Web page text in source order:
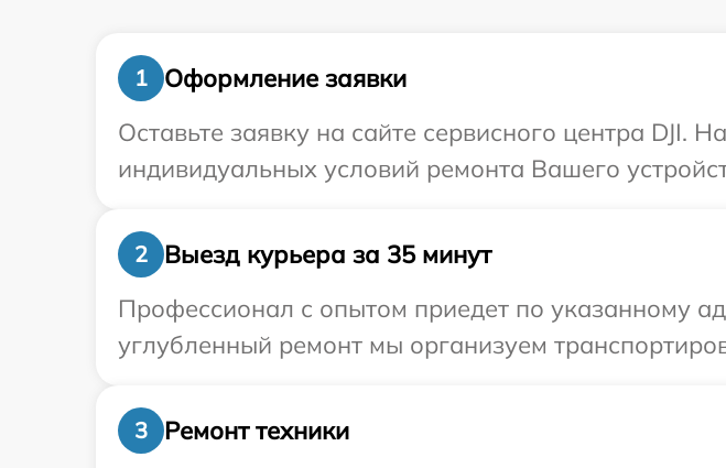
1
Оформление заявки
Оставьте заявку на сайте сервисного центра DJI.
индивидуальных условий ремонта Вашего
2
Выезд курьера за 35 минут
Профессионал с опытом приедет по указанному
углубленный ремонт мы организуем
3
Ремонт техники